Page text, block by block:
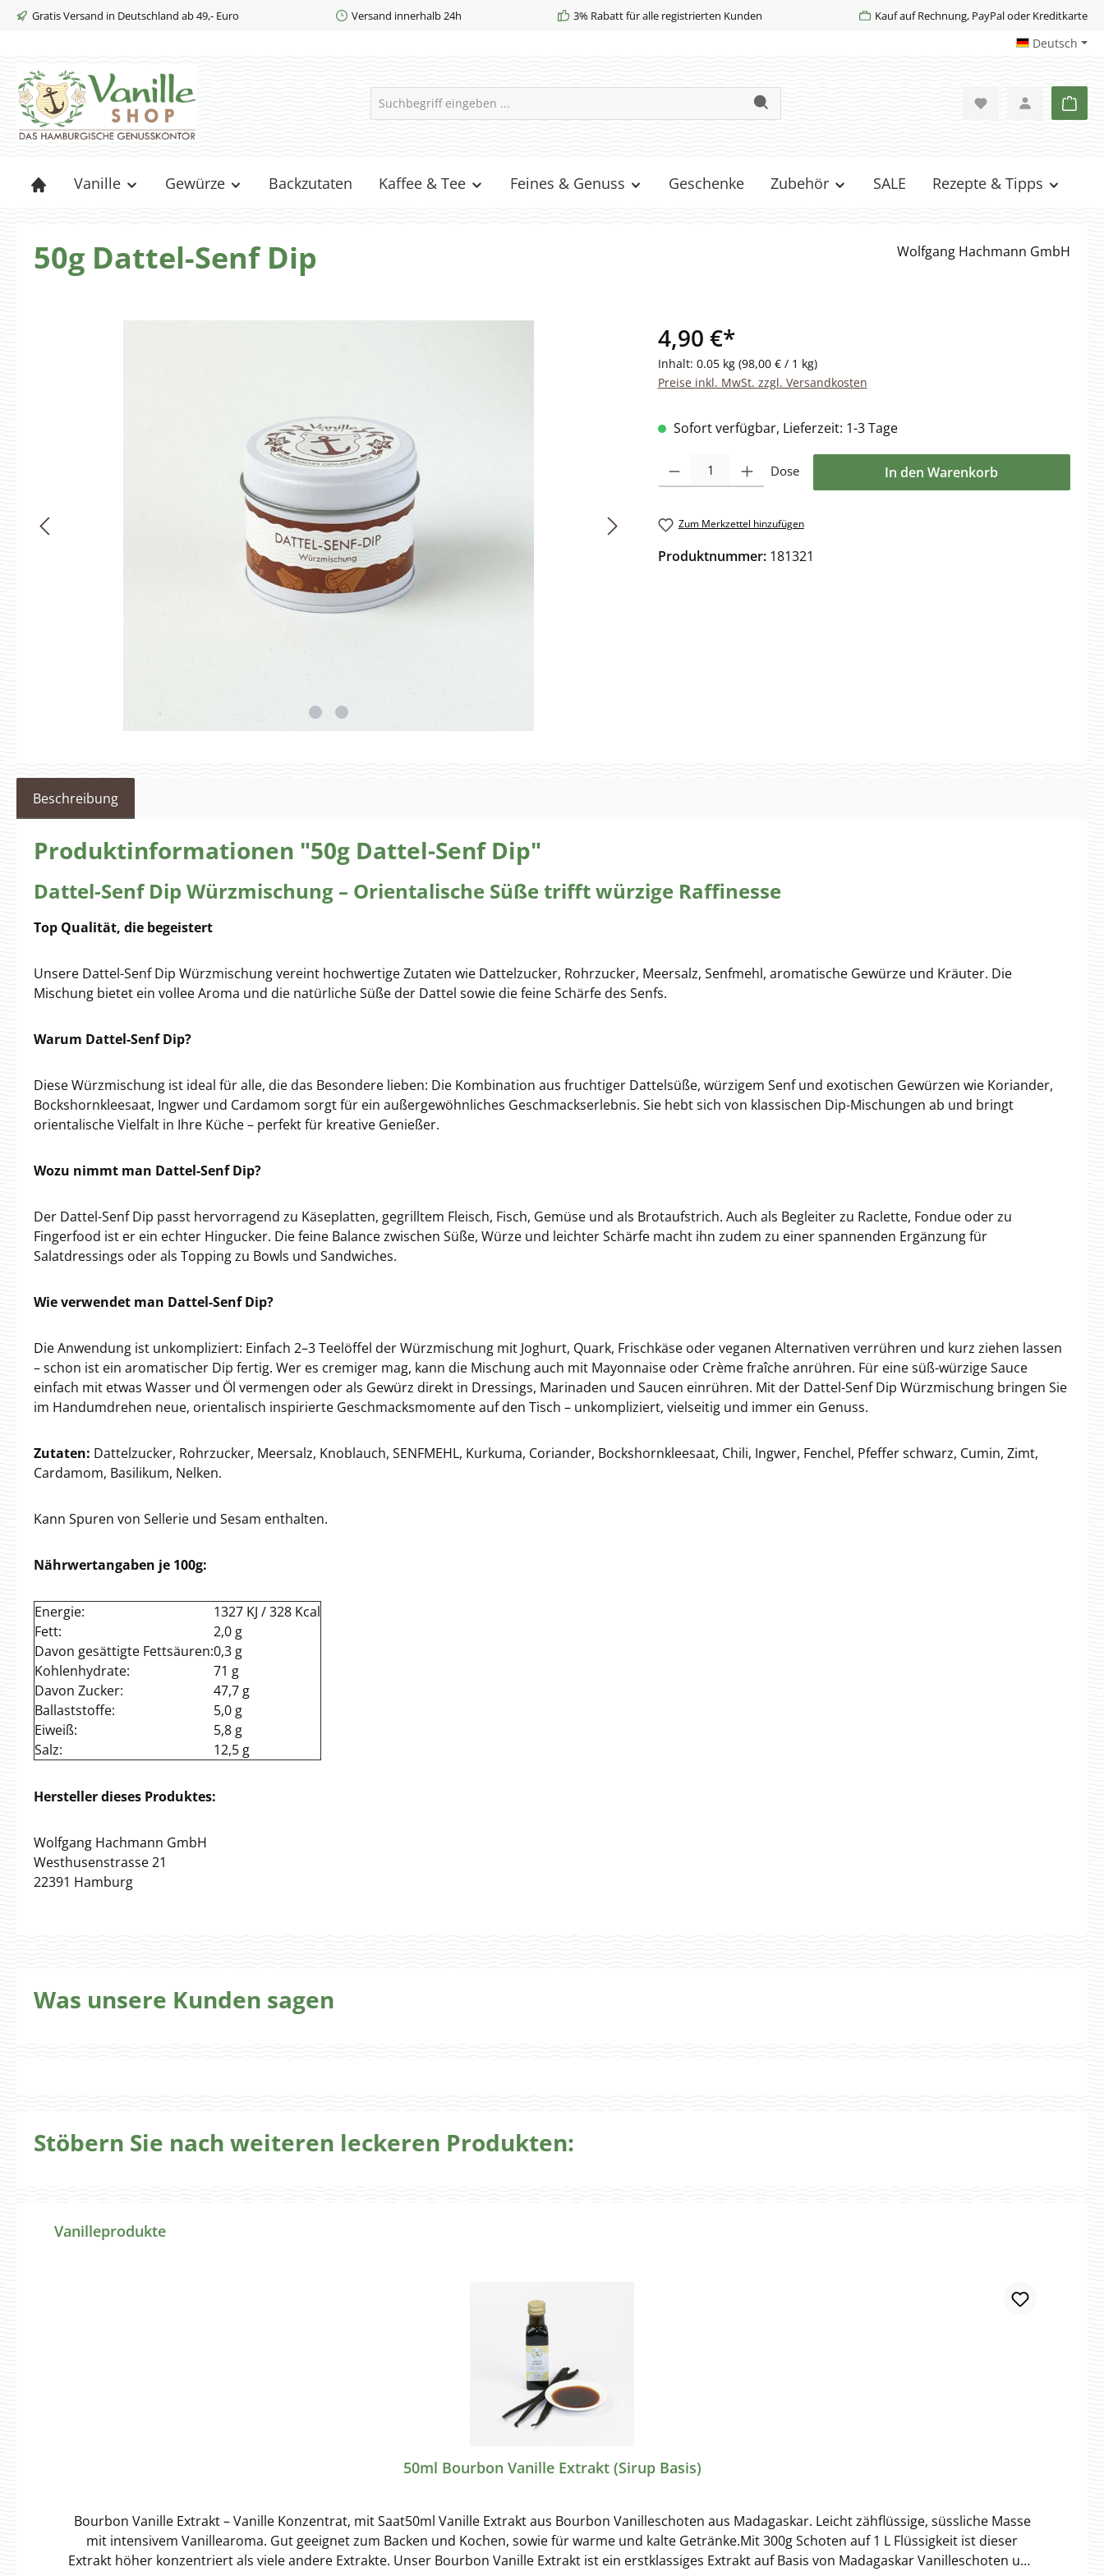
Hauptinhalt springen
Zur Suche springen
Zur Hauptnavigation springen
Gratis Versand in Deutschland ab 49,- Euro Versand innerhalb 24h 3% Rabatt für alle registrierten Kunden Kauf auf Rechnung, PayPal oder Kreditkarte
Deutsch
Vanille Gewürze Backzutaten Kaffee & Tee Feines & Genuss Geschenke Zubehör SALE Rezepte & Tipps
50g Dattel-Senf Dip Wolfgang Hachmann GmbH
4,90 €*
Inhalt: 0.05 kg (98,00 € / 1 kg)
Preise inkl. MwSt. zzgl. Versandkosten
Sofort verfügbar, Lieferzeit: 1-3 Tage
Produkt Anzahl: Gib den gewünschten Wert ein oder benutze die
Dose In den Warenkorb
Zum Merkzettel hinzufügen
Produktnummer: 181321
Beschreibung
Produktinformationen "50g Dattel-Senf Dip"
Dattel-Senf Dip Würzmischung – Orientalische Süße trifft würzige Raffinesse
Top Qualität, die begeistert
Unsere Dattel-Senf Dip Würzmischung vereint hochwertige Zutaten wie Dattelzucker, Rohrzucker, Meersalz, Senfmehl, aromatische Gewürze und Kräuter. Die
Mischung bietet ein vollee Aroma und die natürliche Süße der Dattel sowie die feine Schärfe des Senfs.
Warum Dattel-Senf Dip?
Diese Würzmischung ist ideal für alle, die das Besondere lieben: Die Kombination aus fruchtiger Dattelsüße, würzigem Senf und exotischen Gewürzen wie Koriander,
Bockshornkleesaat, Ingwer und Cardamom sorgt für ein außergewöhnliches Geschmackserlebnis. Sie hebt sich von klassischen Dip-Mischungen ab und bringt
orientalische Vielfalt in Ihre Küche – perfekt für kreative Genießer.
Wozu nimmt man Dattel-Senf Dip?
Der Dattel-Senf Dip passt hervorragend zu Käseplatten, gegrilltem Fleisch, Fisch, Gemüse und als Brotaufstrich. Auch als Begleiter zu Raclette, Fondue oder zu
Fingerfood ist er ein echter Hingucker. Die feine Balance zwischen Süße, Würze und leichter Schärfe macht ihn zudem zu einer spannenden Ergänzung für
Salatdressings oder als Topping zu Bowls und Sandwiches.
Wie verwendet man Dattel-Senf Dip?
Die Anwendung ist unkompliziert: Einfach 2–3 Teelöffel der Würzmischung mit Joghurt, Quark, Frischkäse oder veganen Alternativen verrühren und kurz ziehen lassen
– schon ist ein aromatischer Dip fertig. Wer es cremiger mag, kann die Mischung auch mit Mayonnaise oder Crème fraîche anrühren. Für eine süß-würzige Sauce
einfach mit etwas Wasser und Öl vermengen oder als Gewürz direkt in Dressings, Marinaden und Saucen einrühren. Mit der Dattel-Senf Dip Würzmischung bringen Sie
im Handumdrehen neue, orientalisch inspirierte Geschmacksmomente auf den Tisch – unkompliziert, vielseitig und immer ein Genuss.
Zutaten: Dattelzucker, Rohrzucker, Meersalz, Knoblauch, SENFMEHL, Kurkuma, Coriander, Bockshornkleesaat, Chili, Ingwer, Fenchel, Pfeffer schwarz, Cumin, Zimt,
Cardamom, Basilikum, Nelken.
Kann Spuren von Sellerie und Sesam enthalten.
Nährwertangaben je 100g:
Energie:
1327 KJ / 328 Kcal
Fett:
2,0 g
Davon gesättigte Fettsäuren:0,3 g
Kohlenhydrate:
71 g
Davon Zucker:
47,7 g
Ballaststoffe:
5,0 g
Eiweiß:
5,8 g
Salz:
12,5 g
Hersteller dieses Produktes:
Wolfgang Hachmann GmbH
Westhusenstrasse 21
22391 Hamburg
Was unsere Kunden sagen
Stöbern Sie nach weiteren leckeren Produkten:
Produktgalerie überspringen
Vanilleprodukte
50ml Bourbon Vanille Extrakt (Sirup Basis)
Bourbon Vanille Extrakt – Vanille Konzentrat, mit Saat50ml Vanille Extrakt aus Bourbon Vanilleschoten aus Madagaskar. Leicht zähflüssige, süssliche Masse
mit intensivem Vanillearoma. Gut geeignet zum Backen und Kochen, sowie für warme und kalte Getränke.Mit 300g Schoten auf 1 L Flüssigkeit ist dieser
Extrakt höher konzentriert als viele andere Extrakte. Unser Bourbon Vanille Extrakt ist ein erstklassiges Extrakt auf Basis von Madagaskar Vanilleschoten und